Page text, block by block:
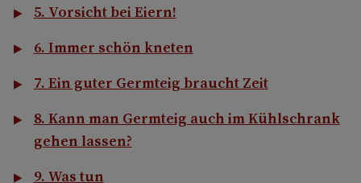
5. Vorsicht bei Eiern!
6. Immer schön kneten
7. Ein guter Germteig braucht Zeit
8. Kann man Germteig auch im Kühlschrank
gehen lassen?
9. Was tun